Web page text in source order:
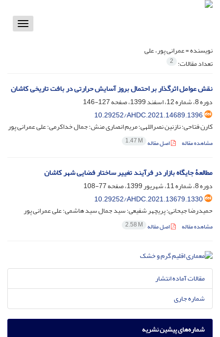
Toggle
نویسنده =عمرانی پور، علی
تعداد مقالات: 2
نقش عوامل اثرگذار بر احتمال بروز آسایش حرارتی در بافت تاریخی کاشان
دوره 8، شماره 12، اسفند 1399، صفحه
127-146
10.29252/AHDC.2021.14689.1396
کارن فتاحی؛ نازنین نصراللهی؛ مریم انصاری منش؛ جمال خداکرمی؛ علی عمرانی پور
مشاهده مقاله اصل مقاله 1.47 M
مطالعۀ جایگاه بازار در فرآیند تغییر ساختار فضایی شهر کاشان
دوره 8، شماره 11، شهریور 1399، صفحه
77-108
10.29252/AHDC.2021.13679.1330
حمیدرضا جیحانی؛ پریچهر شفیعی؛ سید جمال سید هاشمی؛ علی عمرانی پور
مشاهده مقاله اصل مقاله 2.58 M
مقالات آماده انتشار
شماره جاری
شماره‌های پیشین نشریه